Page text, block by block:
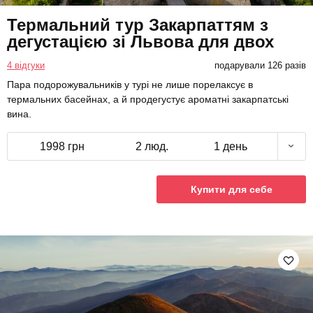
Термальний тур Закарпаттям з
дегустацією зі Львова для двох
4 відгуки подарували 126 разів
Пара подорожувальників у турі не лише порелаксує в
термальних басейнах, а й продегустує ароматні закарпатські
вина.
1998 грн 2 люд. 1 день
Купити для себе